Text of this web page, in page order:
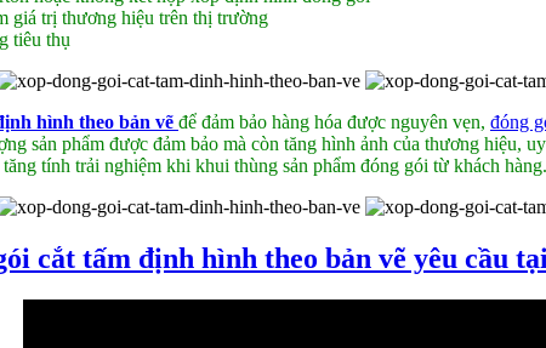
giá trị thương hiệu trên thị trường
tiêu thụ
hình theo bản vẽ để đảm bảo hàng hóa được nguyên vẹn, đóng
sản phẩm được đảm bảo mà còn tăng hình ảnh của thương hiệu,
tính trải nghiệm khi khui thùng sản phẩm đóng gói từ khách hàng.
cắt tấm định hình theo bản vẽ yêu cầu